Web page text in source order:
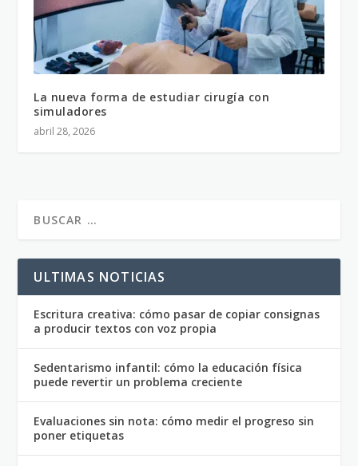
La nueva forma de estudiar cirugía con
simuladores
abril 28, 2026
ULTIMAS NOTICIAS
Escritura creativa: cómo pasar de copiar consignas
a producir textos con voz propia
Sedentarismo infantil: cómo la educación física
puede revertir un problema creciente
Evaluaciones sin nota: cómo medir el progreso sin
poner etiquetas